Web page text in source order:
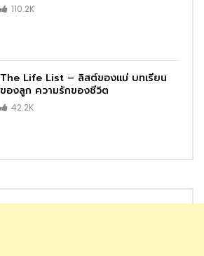
110.2K
The Life List – ลิสต์ของแม่ บทเรียน
ของลูก ความรักของชีวิต
42.2K